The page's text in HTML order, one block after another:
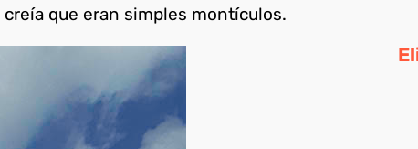
que eran simples montículos.